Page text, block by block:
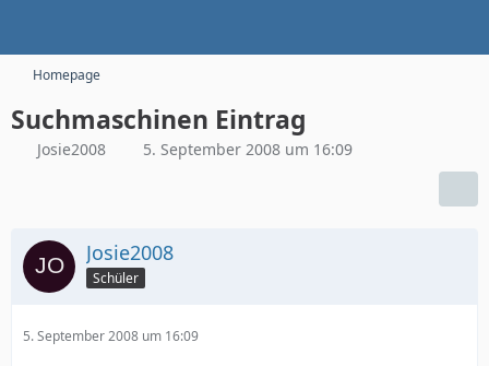
Homepage
Suchmaschinen Eintrag
Josie2008 5. September 2008 um 16:09
Josie2008
Schüler
5. September 2008 um 16:09